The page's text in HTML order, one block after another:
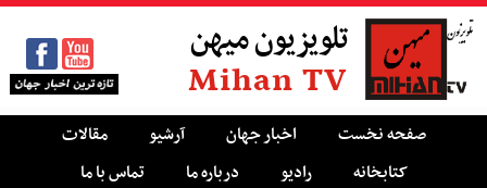
تلویزیون میهن
Mihan TV
صفحه نخست اخبار جهان آرشیو
مقالات
کتابخانه
رادیو درباره ما تماس با ما